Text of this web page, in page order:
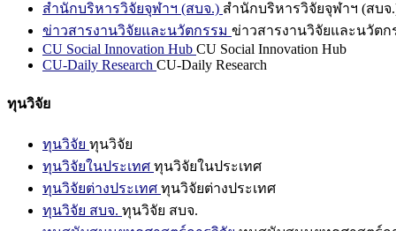
สำนักบริหารวิจัยจุฬาฯ (สบจ.) สำนักบริหารวิจัยจุฬาฯ (สบจ
ข่าวสารงานวิจัยและนวัตกรรม ข่าวสารงานวิจัยและนวัตก
CU Social Innovation Hub CU Social Innovation Hub
CU-Daily Research CU-Daily Research
ทุนวิจัย
ทุนวิจัย ทุนวิจัย
ทุนวิจัยในประเทศ ทุนวิจัยในประเทศ
ทุนวิจัยต่างประเทศ ทุนวิจัยต่างประเทศ
ทุนวิจัย สบจ. ทุนวิจัย สบจ.